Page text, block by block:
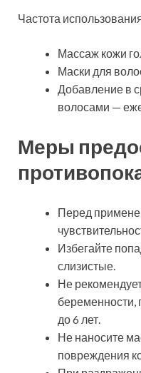
Частота
Массаж кожи
Маски для
Добавление в
волосами —
Меры
Перед
Избегайте
слизистые.
Не
беременности,
до 6 лет.
Не наносите
повреждения